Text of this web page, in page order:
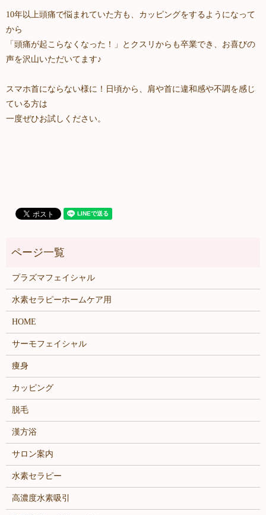
10年以上頭痛で悩まれていた方も、カッピングをするようになって
から
「頭痛が起こらなくなった！」とクスリからも卒業でき、お喜びの
声を沢山いただいてます♪
スマホ首にならない様に！日頃から、肩や首に違和感や不調を感じ
ている方は
一度ぜひお試しください。
プラズマフェイシャル
水素セラピーホームケア用
HOME
サーモフェイシャル
痩身
カッピング
脱毛
漢方浴
サロン案内
水素セラピー
高濃度水素吸引